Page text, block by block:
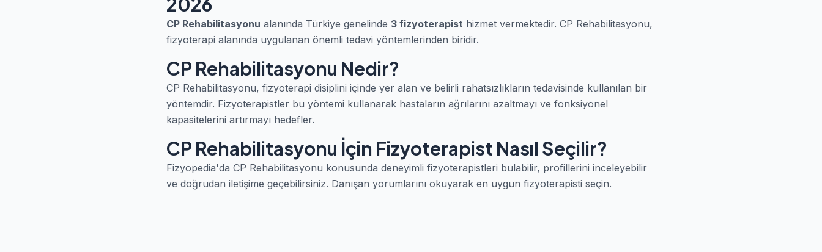
CP Rehabilitasyonu alanında Türkiye genelinde 3 fizyoterapist hizmet vermektedir. CP Rehabilitasyonu,
fizyoterapi alanında uygulanan önemli tedavi yöntemlerinden biridir.
CP Rehabilitasyonu Nedir?
CP Rehabilitasyonu, fizyoterapi disiplini içinde yer alan ve belirli rahatsızlıkların tedavisinde kullanılan bir
yöntemdir. Fizyoterapistler bu yöntemi kullanarak hastaların ağrılarını azaltmayı ve fonksiyonel
kapasitelerini artırmayı hedefler.
CP Rehabilitasyonu İçin Fizyoterapist Nasıl Seçilir?
Fizyopedia'da CP Rehabilitasyonu konusunda deneyimli fizyoterapistleri bulabilir, profillerini inceleyebilir
ve doğrudan iletişime geçebilirsiniz. Danışan yorumlarını okuyarak en uygun fizyoterapisti seçin.